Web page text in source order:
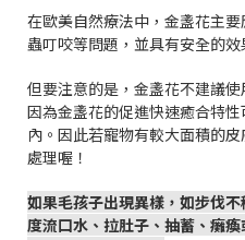
在歐美自然療法中，金盞花主
蟲叮咬等問題，並具有安全的效
但要注意的是，金盞花不建議
因為金盞花的促進快速癒合特
內。因此若寵物有較大面積的
處理喔！
如果毛孩子出現異樣，如步伐
度流口水、拉肚子、抽蓄、癱